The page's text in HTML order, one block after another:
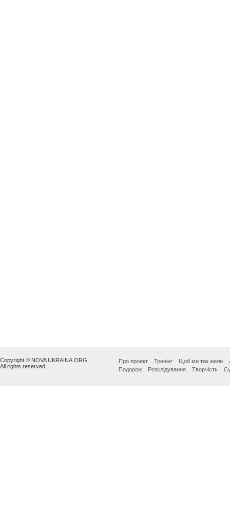
Copyright © NOVA UKRAINA.ORG
All rights reserved.
Про проект Тренінг Щоб ми так жили
Подорож
Розслідування Творчість